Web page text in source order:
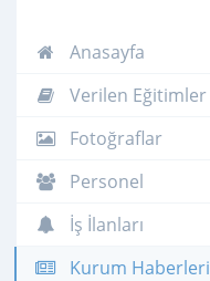
Anasayfa
Verilen Eğitimler
Fotoğraflar
Personel
İş İlanları
Kurum Haberleri